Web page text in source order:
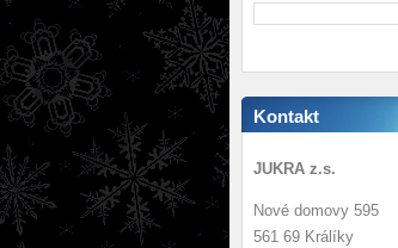
Kontakt
JUKRA z.s.
Nové domovy 595
561 69 Králíky